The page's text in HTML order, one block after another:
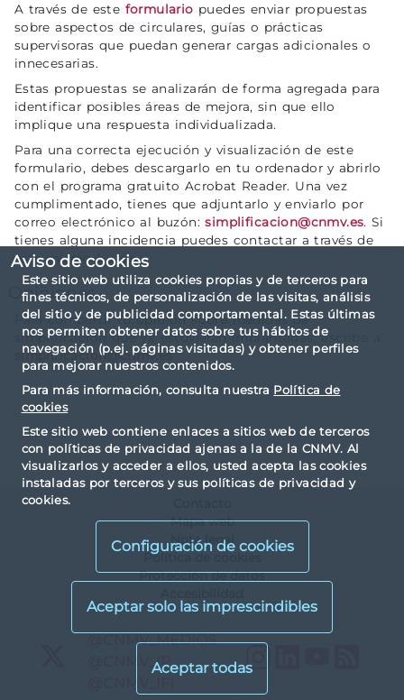
Aviso de cookies
Este sitio web utiliza cookies propias y de terceros para
fines técnicos, de personalización de las visitas, análisis
del sitio y de publicidad comportamental. Estas últimas
nos permiten obtener datos sobre tus hábitos de
navegación (p.ej. páginas visitadas) y obtener perfiles
para mejorar nuestros contenidos.
Para más información, consulta nuestra Política de
cookies
Este sitio web contiene enlaces a sitios web de terceros
con políticas de privacidad ajenas a la de la CNMV. Al
visualizarlos y acceder a ellos, usted acepta las cookies
instaladas por terceros y sus políticas de privacidad y
cookies.
Configuración de cookies
A través de este formulario puedes enviar propuestas
sobre aspectos de circulares, guías o prácticas
supervisoras que puedan generar cargas adicionales o
innecesarias.
Estas propuestas se analizarán de forma agregada para
identificar posibles áreas de mejora, sin que ello
implique una respuesta individualizada.
Para una correcta ejecución y visualización de este
formulario, debes descargarlo en tu ordenador y abrirlo
con el programa gratuito Acrobat Reader. Una vez
cumplimentado, tienes que adjuntarlo y enviarlo por
correo electrónico al buzón:simplificacion@cnmv.es. Si
tienes alguna incidencia puedes contactar a través de
este mismo buzón.
Opiniones
Para compartir tu opinión sobre medidas de
simplificación que ya estuvieran implantadas, escribe a:
simplificacion@cnmv.es
Mapa web
Nota legal
Política de cookies
Protección de datos
X@CNMV_MEDIOS
@CNMV_IP